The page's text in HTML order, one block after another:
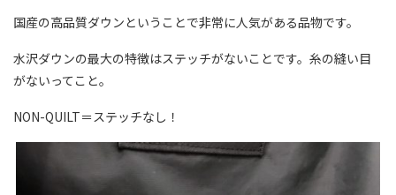
国産の高品質ダウンということで非常に人気がある品物です。
水沢ダウンの最大の特徴はステッチがないことです。糸の縫い目
がないってこと。
NON-QUILT＝ステッチなし！